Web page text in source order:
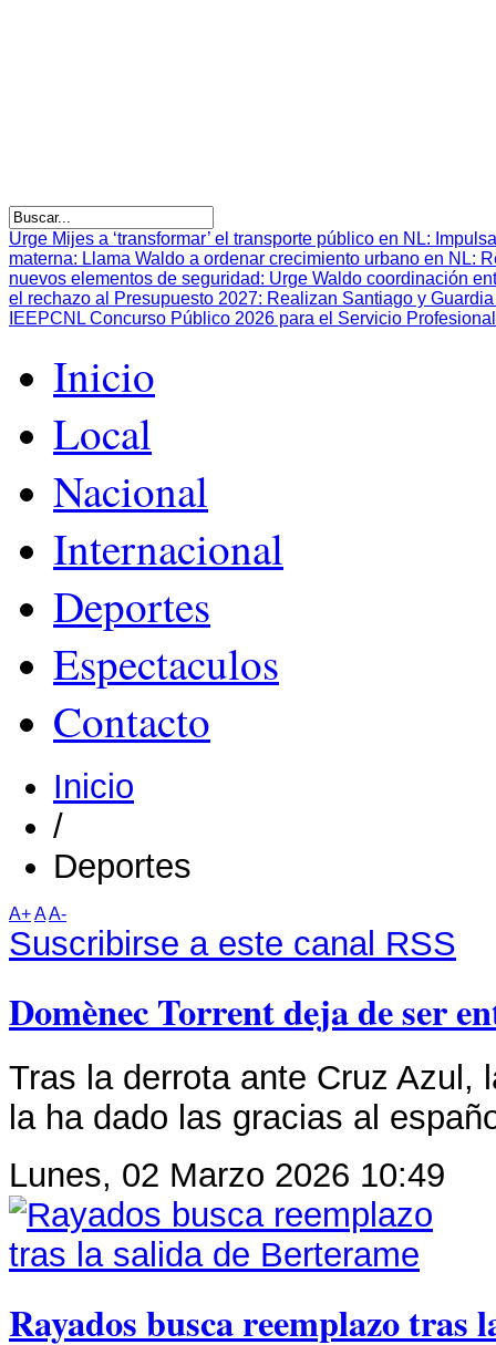
Urge Mijes a ‘transformar’ el transporte público en NL:
materna: Llama Waldo a ordenar crecimiento urbano en NL:
nuevos elementos de seguridad: Urge Waldo coordinación
el rechazo al Presupuesto 2027: Realizan Santiago y
IEEPCNL Concurso Público 2026 para el Servicio
Inicio
Local
Nacional
Internacional
Deportes
Espectaculos
Contacto
Inicio
/
Deportes
A+AA-
Suscribirse a este canal RSS
Domènec Torrent deja de ser
Tras la derrota ante Cruz Azul,
la ha dado las gracias al
Lunes, 02 Marzo 2026 10:49
Rayados busca reemplazo tras